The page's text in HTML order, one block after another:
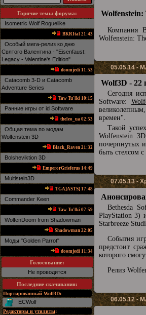
Горячие темы форума:
Isometric Wolf Roguelike
BKRItal 21:43
Особый мега-релиз ко дню
Святого Валентина - "Eisenfaust:
Legacy - Valentine's Edition"
doomjedi 11:53
Catacomb 3-D и Catacomb
Adventure Series
Taw Tu'lki 10:15
Ранние игры от id Software
theleo_ua 02:53
Общая тема по модам
Wolfenstein 3D
Black_Raven 21:32
Bolsheviktion 3D
EmperorGrieferus 14:49
Multistein3D
TGA]ASTS[ 17:48
Commander Keen
Taw Tu'lki 07:59
WolfenDoom from Shadowman
Shadowman 22:05
Mоды "Golden Parrot"
doomjedi 11:34
Голосование:
Не проводится
Последние скачивания:
Портированный Wolf3D:
ECWolf
Редакторы и утилиты:
Компания
Wolfenstein:
05.05.14 -
Wolf3D - 22
Сегодня
Software:
времен".
Такой
Wolfenstein
почерпнутых
быть стелсом
07.05.13 -
Bethesda
PlayStation 3)
Starbreeze
События
предстоит
которого
Релиз
06.05.12 -